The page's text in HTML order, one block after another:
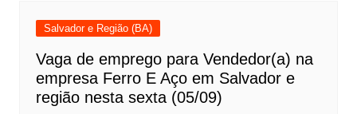
Salvador e Região (BA)
Vaga de emprego para Vendedor(a) na
empresa Ferro E Aço em Salvador e
região nesta sexta (05/09)